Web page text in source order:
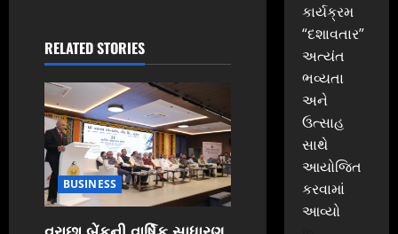
v
i
g
a
t
i
RELATED STORIES
BUSINESS
કાર્યક્રમ
“દશાવતાર”
અત્યંત
ભવ્યતા
અને
ઉત્સાહ
સાથે
આયોજિત
કરવામાં
આવ્યો